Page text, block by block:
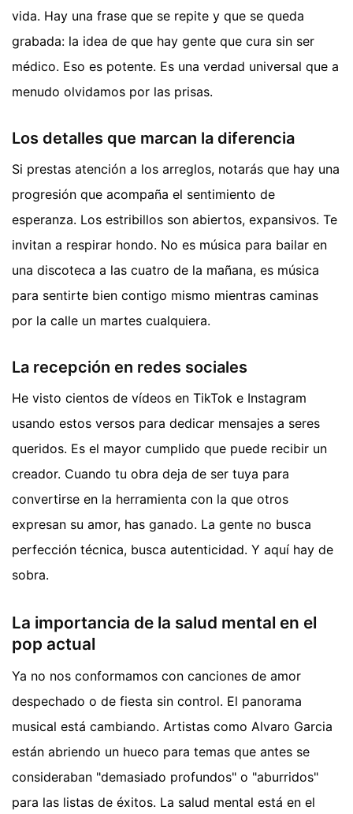
vida. Hay una frase que se repite y que se queda
grabada: la idea de que hay gente que cura sin ser
médico. Eso es potente. Es una verdad universal que a
menudo olvidamos por las prisas.
Los detalles que marcan la diferencia
Si prestas atención a los arreglos, notarás que hay una
progresión que acompaña el sentimiento de
esperanza. Los estribillos son abiertos, expansivos. Te
invitan a respirar hondo. No es música para bailar en
una discoteca a las cuatro de la mañana, es música
para sentirte bien contigo mismo mientras caminas
por la calle un martes cualquiera.
La recepción en redes sociales
He visto cientos de vídeos en TikTok e Instagram
usando estos versos para dedicar mensajes a seres
queridos. Es el mayor cumplido que puede recibir un
creador. Cuando tu obra deja de ser tuya para
convertirse en la herramienta con la que otros
expresan su amor, has ganado. La gente no busca
perfección técnica, busca autenticidad. Y aquí hay de
sobra.
La importancia de la salud mental en el
pop actual
Ya no nos conformamos con canciones de amor
despechado o de fiesta sin control. El panorama
musical está cambiando. Artistas como Alvaro Garcia
están abriendo un hueco para temas que antes se
consideraban "demasiado profundos" o "aburridos"
para las listas de éxitos. La salud mental está en el